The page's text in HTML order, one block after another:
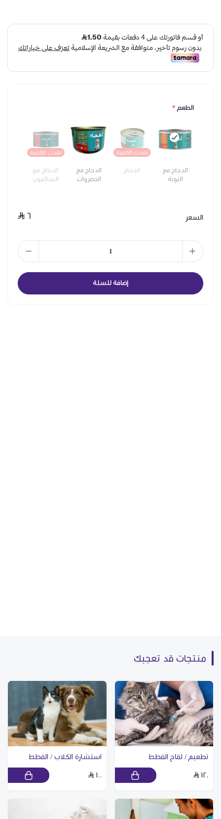
الطعم *
الدجاج مع
التونة
نفدت الكمية
الدجاج
الدجاج مع
الخضروات
نفدت الكمية
الدجاج مع
السالمون
السعر ٦
إضافة للسلة
منتجات قد تعجبك
تطعيم / لقاح القطط
١٢٠
استشارة الكلاب / القطط
١٠٠